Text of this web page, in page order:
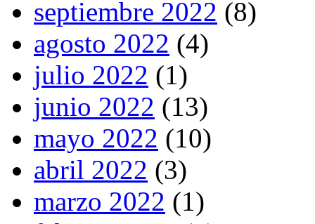
septiembre 2022 (8)
agosto 2022 (4)
julio 2022 (1)
junio 2022 (13)
mayo 2022 (10)
abril 2022 (3)
marzo 2022 (1)